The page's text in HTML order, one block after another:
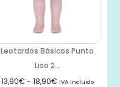
Leotardos Básicos Punto
Liso 2...
13,90€ - 18,90€ IVA Incluido